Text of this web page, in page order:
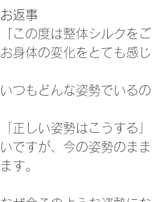
お返事
この度は整体シルクを
お身体の変化をとても感
いつもどんな姿勢でいる
「正しい姿勢はこうする
いですが、今の姿勢のま
ます。